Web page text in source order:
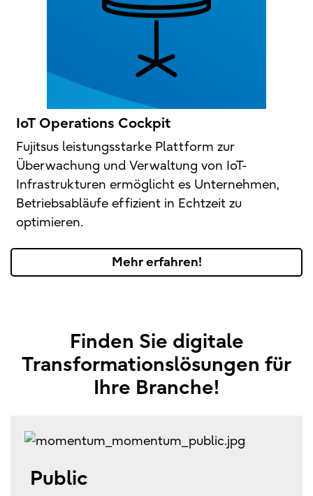
IoT Operations Cockpit
Fujitsus leistungsstarke Plattform zur
Überwachung und Verwaltung von IoT-
Infrastrukturen ermöglicht es Unternehmen,
Betriebsabläufe effizient in Echtzeit zu
optimieren.
Mehr erfahren!
Finden Sie digitale
Transformationslösungen für
Ihre Branche!
Public